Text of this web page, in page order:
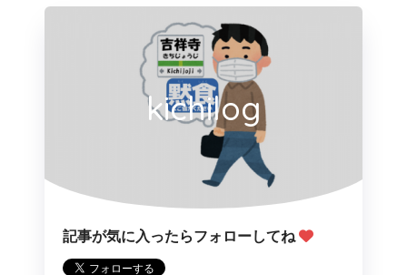
kichilog
記事が気に入ったらフォローしてね